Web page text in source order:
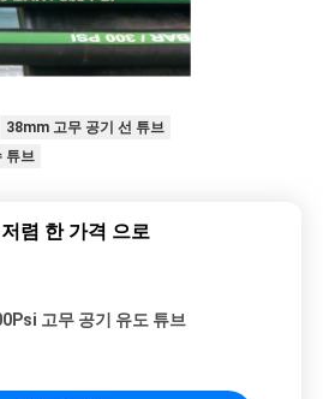
38mm 고무 공기 선 튜브
튜브
렴 한 가격 으로
고무 공기 유도 튜브